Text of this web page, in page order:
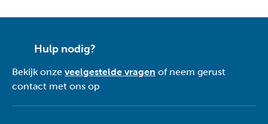
Hulp nodig?
Bekijk onze veelgestelde vragen of neem gerust
contact met ons op